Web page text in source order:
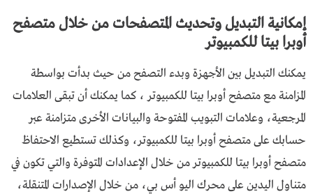
إمكانية التبديل وتحديث المتصفحات من خلالمتصفح
أوبرا بيتا للكمبيوتر
يمكنك التبديل بين الأجهزة وبدء التصفح من حيث بدأت بواسطة
المزامنة مع متصفح أوبرا بيتا للكمبيوتر ، كما يمكنك أن تبقى العلامات
المرجعية، وعلامات التبويب المفتوحة والبيانات الأخرى متزامنة عبر
حسابك على متصفح أوبرا بيتا للكمبيوتر، وكذلك تستطيع الاحتفاظ
متصفح أوبرا بيتا للكمبيوتر من خلال الإعدادات المتوفرة والتي تكون في
متناول اليدين على محرك اليو أس بي، من خلال الإصدارات المتنقلة،